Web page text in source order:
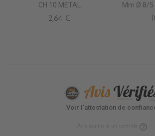
CH 10 METAL
2,64 €
Mm Ø 8/5
Voir l'attestation de
Avis soumis à un contrôle